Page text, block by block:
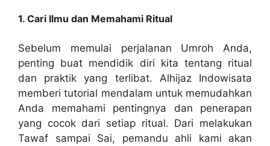
1. Cari Ilmu dan Memahami Ritual
Sebelum memulai perjalanan Umroh Anda,
penting buat mendidik diri kita tentang ritual
dan praktik yang terlibat. Alhijaz Indowisata
memberi tutorial mendalam untuk memudahkan
Anda memahami pentingnya dan penerapan
yang cocok dari setiap ritual. Dari melakukan
Tawaf sampai Sai, pemandu ahli kami akan